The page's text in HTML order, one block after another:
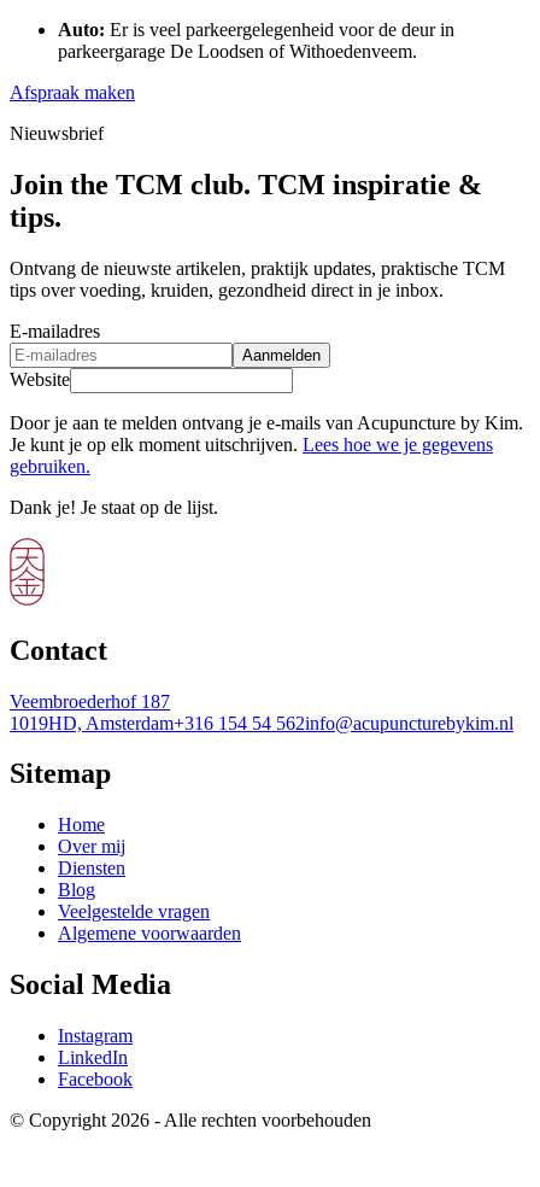
Auto: Er is veel parkeergelegenheid voor de deur in
parkeergarage De Loodsen of Withoedenveem.
Afspraak maken
Nieuwsbrief
Join the TCM club. TCM inspiratie &
tips.
Ontvang de nieuwste artikelen, praktijk updates, praktische TCM
tips over voeding, kruiden, gezondheid direct in je inbox.
E-mailadres
Aanmelden
Website
Door je aan te melden ontvang je e-mails van Acupuncture by Kim.
Je kunt je op elk moment uitschrijven. Lees hoe we je gegevens
gebruiken.
Dank je! Je staat op de lijst.
Contact
Veembroederhof 187
1019HD, Amsterdam+316 154 54 562info@acupuncturebykim.nl
Sitemap
Home
Over mij
Diensten
Blog
Veelgestelde vragen
Algemene voorwaarden
Social Media
Instagram
LinkedIn
Facebook
© Copyright 2026 - Alle rechten voorbehouden